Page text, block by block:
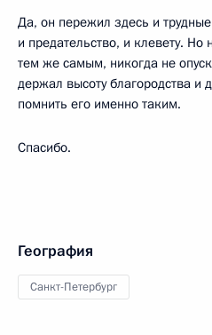
Да, он пережил здесь и
и предательство, и клевету. Но
тем же самым, никогда не
держал высоту благородства и
помнить его именно таким.
Спасибо.
География
Санкт-Петербург